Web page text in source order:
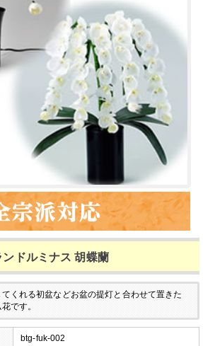
ンドルミナス 胡蝶蘭
くれる初盆などお盆の提灯と合わせて置きた
です。
btg-fuk-002